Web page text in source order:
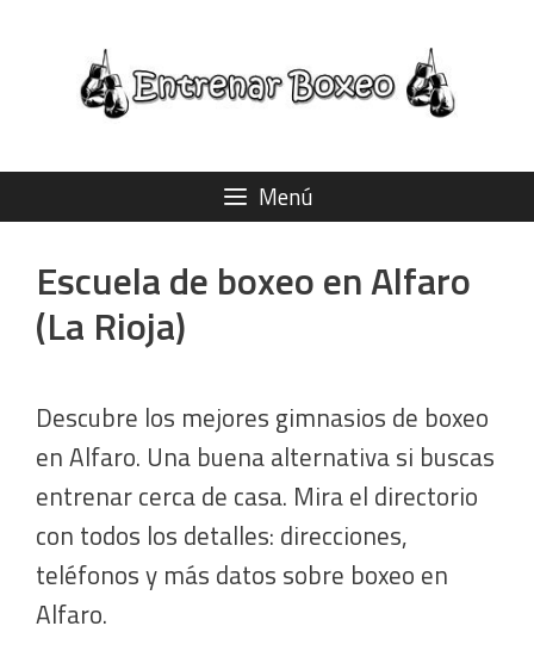
contenido
Menú
Escuela de boxeo en Alfaro
(La Rioja)
Descubre los mejores gimnasios de boxeo
en Alfaro. Una buena alternativa si buscas
entrenar cerca de casa. Mira el directorio
con todos los detalles: direcciones,
teléfonos y más datos sobre boxeo en
Alfaro.